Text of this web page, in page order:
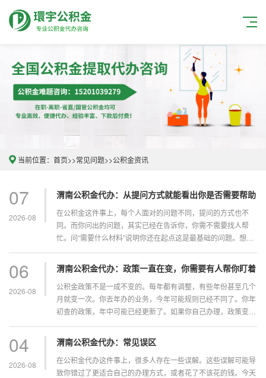
当前位置： 首页>>常见问题>>公积金资讯
07
2026-08
渭南公积金代办：从提问方式就能看出你是否需要帮助
在公积金这件事上，每个人面对的问题不同，提问的方式也不
同。而你问出的问题，其实已经在告诉你，你需不需要找人帮
忙。问“需要什么材料”说明你还在起点这是最基础的问题。想知
前期准备。你自己去查官网或者翻APP，通常能找到答案。如
果...
06
2026-08
渭南公积金代办：政策一直在变，你需要有人帮你盯着
公积金政策不是一成不变的。每年都有调整，有些年份甚至几个
月就变一次。你去年办的业务，今年可能规则已经不同了。你年
初查的政策，年中可能已经更新了。如果你自己办理，政策变化
变化有哪些租房提取额度提高了。今年很多城市上调了租房提
取...
04
2026-08
渭南公积金代办：常见误区
在公积金代办这件事上，很多人存在一些误解。这些误解可能导
致你错过了更适合自己的办理方式，或者花了不该花的钱。今天